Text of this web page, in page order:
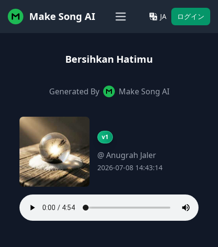
Make Song AI JA ログイン
Bersihkan Hatimu
Generated By Make Song AI
v1
@ Anugrah Jaler
2026-07-08 14:43:14